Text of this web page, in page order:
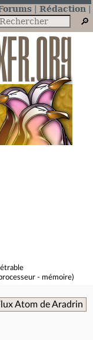
Rédaction
- mémoire)
Atom de Aradrin